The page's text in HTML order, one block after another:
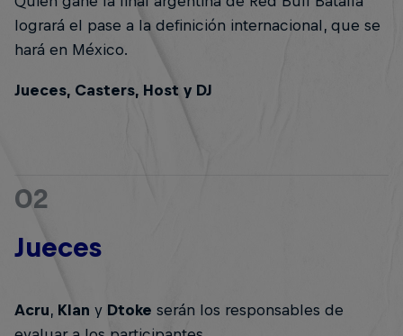
logrará el pase a la definición internacional, que se
hará en México.
Jueces, Casters, Host y DJ
02
Jueces
Acru, Klan y Dtoke serán los responsables de